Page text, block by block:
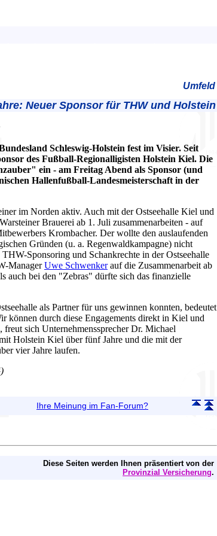
Umfeld
Neuer Sponsor für THW und Holstein
Schleswig-Holstein fest im Visier. Seit
des Fußball-Regionalligisten Holstein Kiel. Die
ein - am Freitag Abend als Sponsor (und
Hallenfußball-Landesmeisterschaft in der
im Norden aktiv. Auch mit der Ostseehalle Kiel und
Brauerei ab 1. Juli zusammenarbeiten - auf
Krombacher. Der wollte den auslaufenden
Gründen (u. a. Regenwaldkampagne) nicht
Sponsoring und Schankrechte in der Ostseehalle
ManagerUwe Schwenkerauf die Zusammenarbeit ab
auch bei den "Zebras" dürfte sich das finanzielle
als Partner für uns gewinnen konnten, bedeutet
können durch diese Engagements direkt in Kiel und
sich Unternehmenssprecher Dr. Michael
Holstein Kiel über fünf Jahre und die mit der
vier Jahre laufen.
Ihre Meinung im Fan-Forum?
Diese Seiten werden Ihnen präsentiert von der
Provinzial Versicherung.